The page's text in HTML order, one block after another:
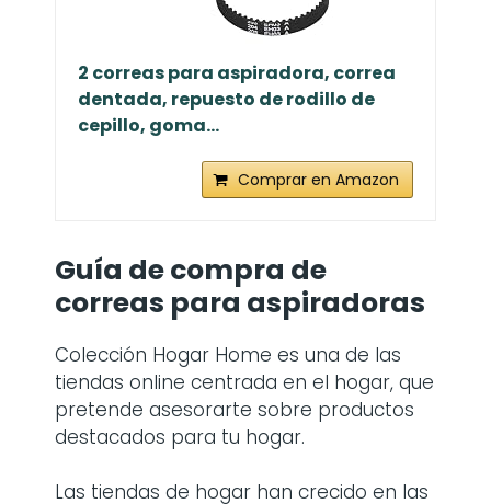
2 correas para aspiradora, correa
dentada, repuesto de rodillo de
cepillo, goma...
Comprar en Amazon
Guía de compra de
correas para aspiradoras
Colección Hogar Home es una de las
tiendas online centrada en el hogar, que
pretende asesorarte sobre productos
destacados para tu hogar.
Las tiendas de hogar han crecido en las